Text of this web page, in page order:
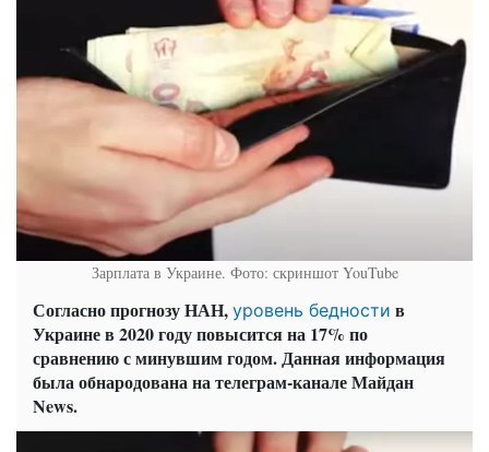
Зарплата в Украине. Фото: скриншот YouTube
Согласно прогнозу НАН, уровень бедности в
Украине в 2020 году повысится на 17% по
сравнению с минувшим годом. Данная информация
была обнародована на телеграм-канале Майдан
News.